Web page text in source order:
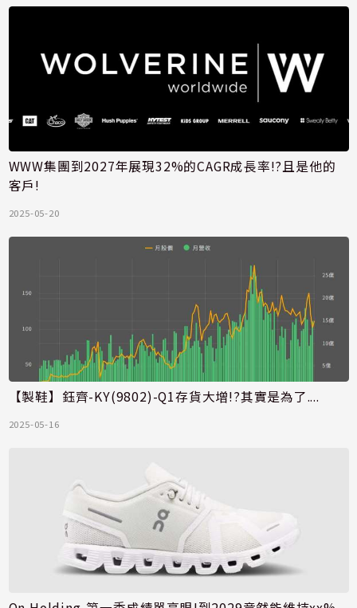
WWW集團到2027年展現32%的CAGR成長率!?且是他的
客戶!
2025-05-20
【製鞋】鈺齊-KY(9802)-Q1存貨大增!?其實是為了....
2025-05-16